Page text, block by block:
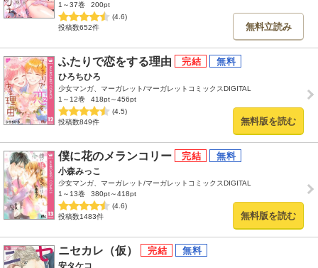
1～37巻
200pt
(4.6)
投稿数652件
無料立読み
ふたりで恋をする理由
ひろちひろ
少女マンガ、マーガレット/マーガレットコミックスDIGITAL
1～12巻
418pt～456pt
(4.5)
投稿数849件
無料版を読む
僕に花のメランコリー
小森みっこ
少女マンガ、マーガレット/マーガレットコミックスDIGITAL
1～13巻
380pt～418pt
(4.6)
投稿数1483件
無料版を読む
ニセカレ（仮）